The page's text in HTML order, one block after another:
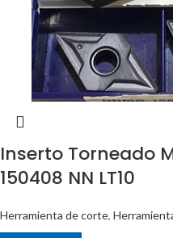
Inserto Torneado
150408 NN LT10
Herramienta de corte,